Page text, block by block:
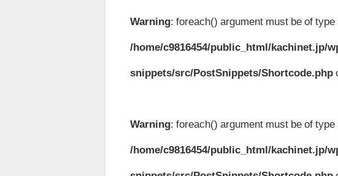
Warning: foreach() argument must be of
/home/c9816454/public_html/kachinet.jp/
snippets/src/PostSnippets/Shortcode.php
Warning: foreach() argument must be of
/home/c9816454/public_html/kachinet.jp/